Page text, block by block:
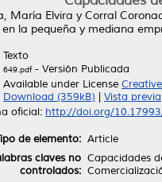
María Elvira y Corral
la pequeña y mediana
Texto
649.pdf- Versión Publicada
Available under License
Download (359kB)
Vista previa
oficial: http://doi.org/
de elemento: Article
claves no
controlados:
Capacidades